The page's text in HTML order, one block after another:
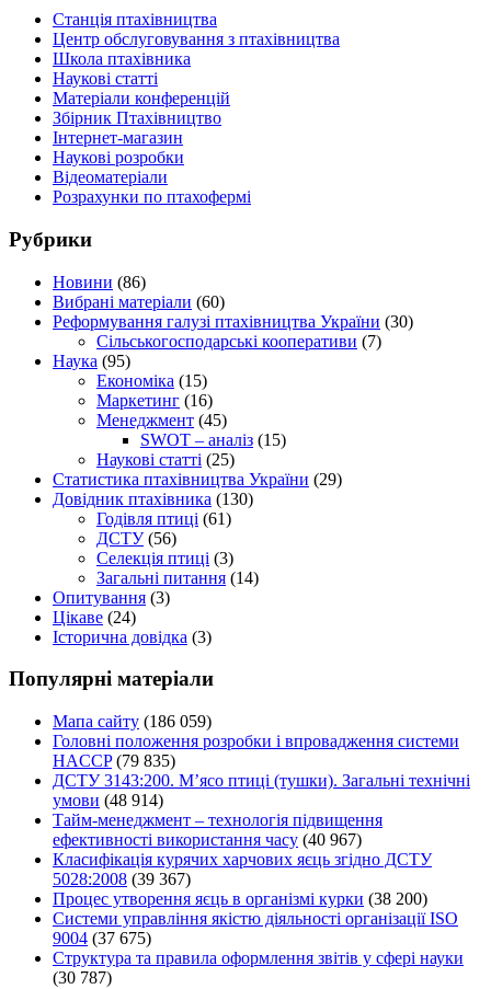
Станція птахівництва
Центр обслуговування з птахівництва
Школа птахівника
Наукові статті
Матеріали конференцій
Збірник Птахівництво
Інтернет-магазин
Наукові розробки
Відеоматеріали
Розрахунки по птахофермі
Рубрики
Новини (86)
Вибрані матеріали (60)
Реформування галузі птахівництва України (30)
Сільськогосподарські кооперативи (7)
Наука (95)
Економіка (15)
Маркетинг (16)
Менеджмент (45)
SWOT – аналіз (15)
Наукові статті (25)
Статистика птахівництва України (29)
Довідник птахівника (130)
Годівля птиці (61)
ДСТУ(56)
Селекція птиці (3)
Загальні питання (14)
Опитування (3)
Цікаве (24)
Історична довідка (3)
Популярні матеріали
Мапа сайту (186 059)
Головні положення розробки і впровадження системи
HACCP(79 835)
ДСТУ 3143:200. М’ясо птиці (тушки). Загальні технічні
умови (48 914)
Тайм-менеджмент – технологія підвищення
ефективності використання часу (40 967)
Класифікація курячих харчових яєць згідно ДСТУ
5028:2008 (39 367)
Процес утворення яєць в організмі курки (38 200)
Системи управління якістю діяльності організації ISO
9004 (37 675)
Структура та правила оформлення звітів у сфері науки
(30 787)